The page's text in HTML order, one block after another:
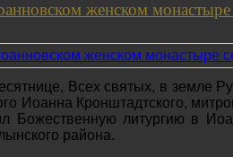
женском монастыре
Всех святых, в земле
Иоанна Кронштадтского,
Божественную литургию в
района.